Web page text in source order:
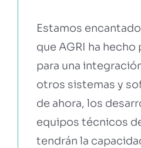
COMUNIDAD AGRI
PRUÉBALO GRATIS
Estamos
que AGRI ha hecho
para una
otros sistemas y
de ahora, los
equipos técnicos
tendrán la